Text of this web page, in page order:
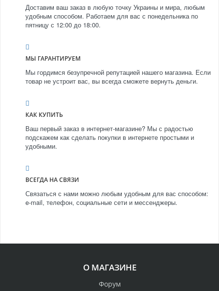
Доставим ваш заказ в любую точку Украины и мира, любым
удобным способом. Работаем для вас с понедельника по
пятницу с 12:00 до 18:00.
МЫ ГАРАНТИРУЕМ
Мы гордимся безупречной репутацией нашего магазина. Если
товар не устроит вас, вы всегда сможете вернуть деньги.
КАК КУПИТЬ
Ваш первый заказ в интернет-магазине? Мы с радостью
подскажем как сделать покупки в интернете простыми и
удобными.
ВСЕГДА НА СВЯЗИ
Связаться с нами можно любым удобным для вас способом:
e-mail, телефон, социальные сети и мессенджеры.
О МАГАЗИНЕ
Форум